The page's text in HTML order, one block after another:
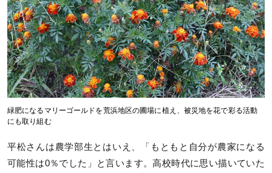
緑肥になるマリーゴールドを荒浜地区の圃場に植え、被災地を花で彩る活動
にも取り組む
平松さんは農学部生とはいえ、「もともと自分が農家になる
可能性は0％でした」と言います。高校時代に思い描いていた